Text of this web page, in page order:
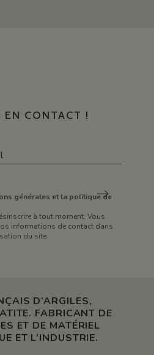
EN CONTACT !
générales et la politique de
à tout moment. Vous
informations de contact dans
du site.
D’ARGILES,
FABRICANT DE
ET DE MATÉRIEL
ET L’INDUSTRIE.